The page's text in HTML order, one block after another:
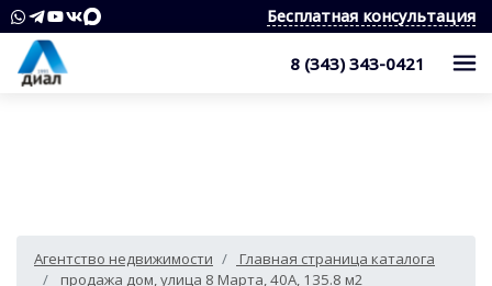
Бесплатная консультация
8 (343) 343-0421
1-комнатные квартиры
Дома, дачи, коттеджи
Служба контроля качества
Услуги
Агентство недвижимости
Главная страница каталога
продажа дом, улица 8 Марта, 40А, 135.8 м2